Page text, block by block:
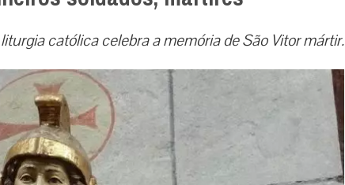
católica celebra a memória de São Vitor mártir.